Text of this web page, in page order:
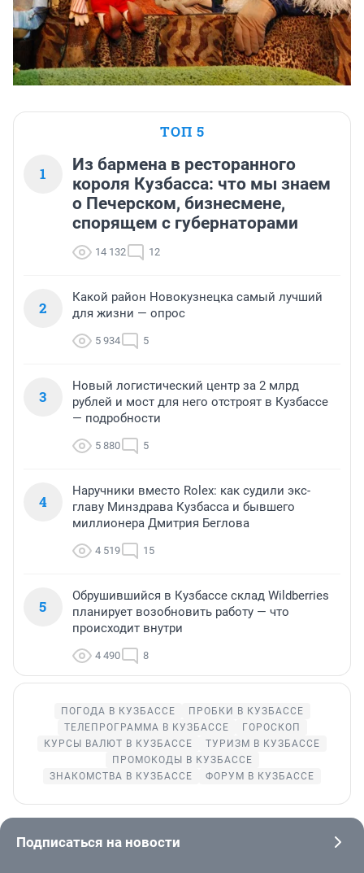
ТОП 5
1
Из бармена в ресторанного
короля Кузбасса: что мы знаем
о Печерском, бизнесмене,
спорящем с губернаторами
14 132 12
2
Какой район Новокузнецка самый лучший
для жизни — опрос
5 934 5
3
Новый логистический центр за 2 млрд
рублей и мост для него отстроят в Кузбассе
— подробности
5 880 5
4
Наручники вместо Rolex: как судили экс-
главу Минздрава Кузбасса и бывшего
миллионера Дмитрия Беглова
4 519 15
5
Обрушившийся в Кузбассе склад Wildberries
планирует возобновить работу — что
происходит внутри
4 490 8
ПОГОДА В КУЗБАССЕ
ПРОБКИ В КУЗБАССЕ
ТЕЛЕПРОГРАММА В КУЗБАССЕ
ГОРОСКОП
КУРСЫ ВАЛЮТ В КУЗБАССЕ
ТУРИЗМ В КУЗБАССЕ
ПРОМОКОДЫ В КУЗБАССЕ
ЗНАКОМСТВА В КУЗБАССЕ
ФОРУМ В КУЗБАССЕ
Подписаться на новости